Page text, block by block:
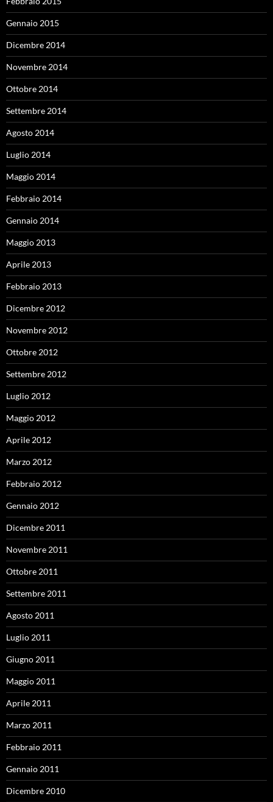
Gennaio 2015
Dicembre 2014
Novembre 2014
Ottobre 2014
Settembre 2014
Agosto 2014
Luglio 2014
Maggio 2014
Febbraio 2014
Gennaio 2014
Maggio 2013
Aprile 2013
Febbraio 2013
Dicembre 2012
Novembre 2012
Ottobre 2012
Settembre 2012
Luglio 2012
Maggio 2012
Aprile 2012
Marzo 2012
Febbraio 2012
Gennaio 2012
Dicembre 2011
Novembre 2011
Ottobre 2011
Settembre 2011
Agosto 2011
Luglio 2011
Giugno 2011
Maggio 2011
Aprile 2011
Marzo 2011
Febbraio 2011
Gennaio 2011
Dicembre 2010